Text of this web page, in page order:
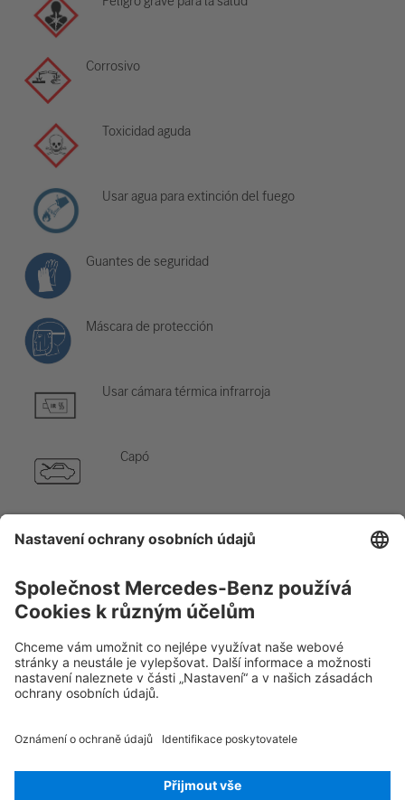
Corrosivo
Toxicidad aguda
Usar agua para extinción del fuego
Guantes de seguridad
Máscara de protección
Usar cámara térmica infrarroja
Capó
Alejar la llave inteligente
Acceso especial de
batería
Rescue Card Van Verze 07/2026 02.5 ID-Nr.: 420.695